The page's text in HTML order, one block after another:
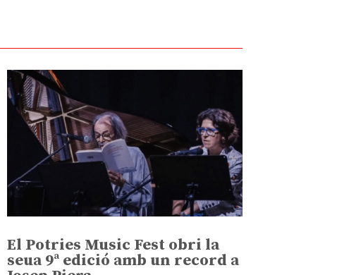
El Potries Music Fest obri la
seua 9ª edició amb un record a